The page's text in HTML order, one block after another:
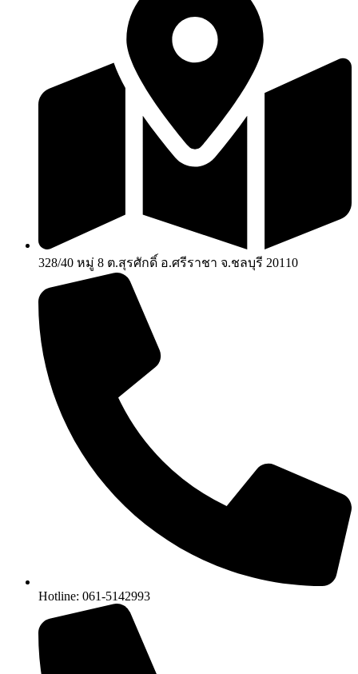
328/40 หมู่ 8 ต.สุรศักดิ์ อ.ศรีราชา จ.ชลบุรี 20110
Hotline: 061-5142993